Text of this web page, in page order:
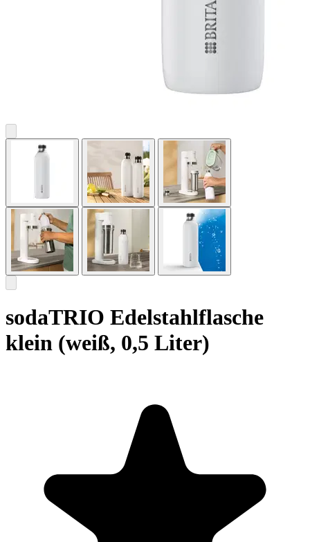
sodaTRIO Edelstahlflasche
klein (weiß, 0,5 Liter)